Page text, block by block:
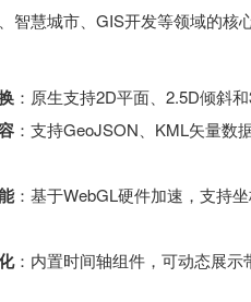
智慧城市、GIS开发等领域的核心
：原生支持2D平面、2.5D倾斜
：支持GeoJSON、KML矢量数
：基于WebGL硬件加速，支持
：内置时间轴组件，可动态展示